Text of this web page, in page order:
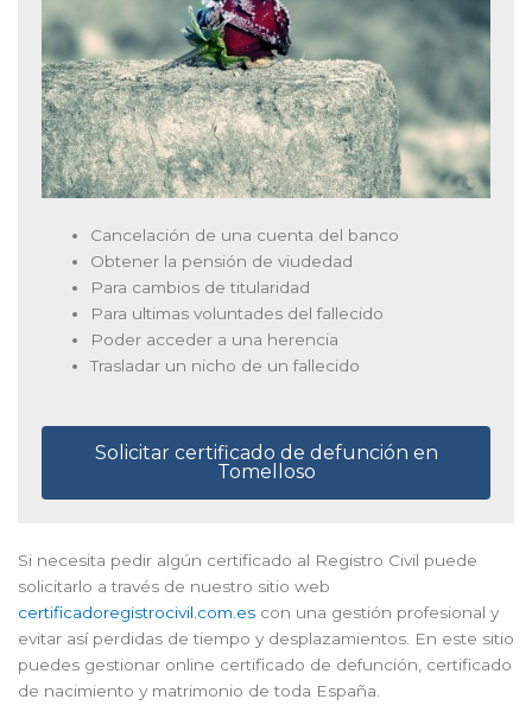
Cancelación de una cuenta del banco
Obtener la pensión de viudedad
Para cambios de titularidad
Para ultimas voluntades del fallecido
Poder acceder a una herencia
Trasladar un nicho de un fallecido
Solicitar certificado de defunción en
Tomelloso
Si necesita pedir algún certificado al Registro Civil puede
solicitarlo a través de nuestro sitio web
certificadoregistrocivil.com.es con una gestión profesional y
evitar así perdidas de tiempo y desplazamientos. En este sitio
puedes gestionar online certificado de defunción, certificado
de nacimiento y matrimonio de toda España.